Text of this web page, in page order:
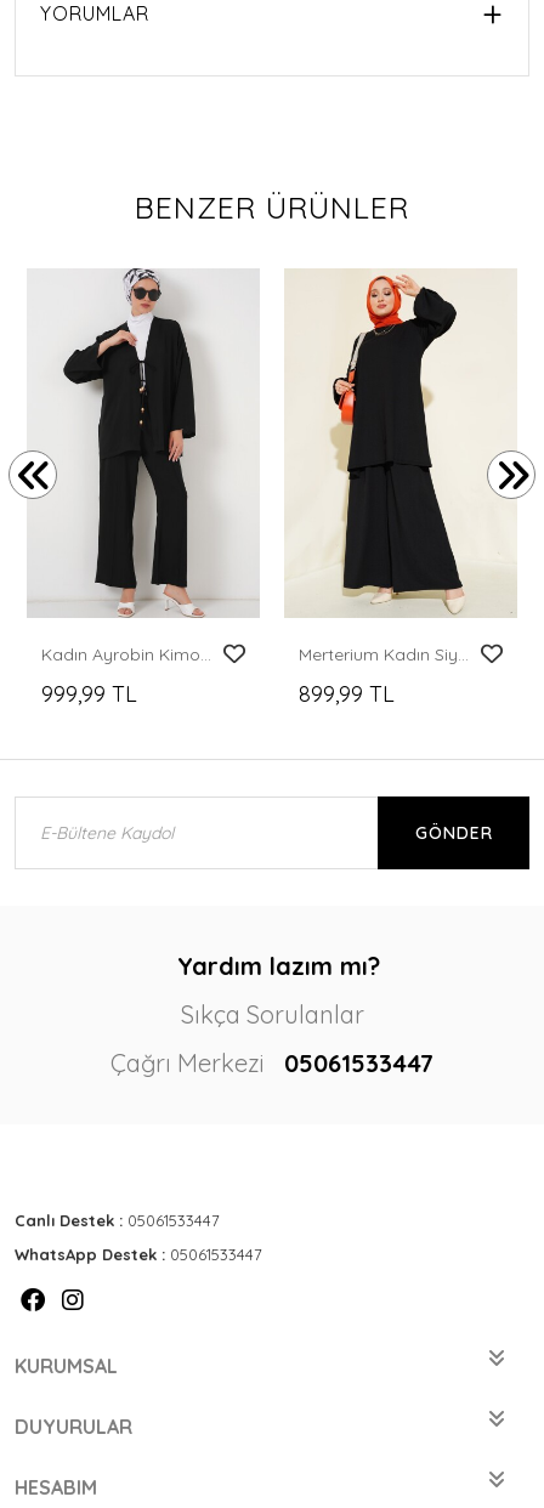
YORUMLAR
BENZER ÜRÜNLER
Kadın Ayrobin Kimono Pantolon İkili Takım 6739 - Siyah
999,99 TL
Merterium Kadın Siyah Tunik Pantolon Alt Üst Takım 6663
899,99 TL
GÖNDER
Yardım lazım mı?
Sıkça Sorulanlar
Çağrı Merkezi
05061533447
Canlı Destek : 05061533447
WhatsApp Destek : 05061533447
KURUMSAL
DUYURULAR
HESABIM